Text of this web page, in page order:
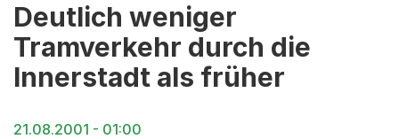
Deutlich weniger
Tramverkehr durch die
Innerstadt als früher
21.08.2001 - 01:00